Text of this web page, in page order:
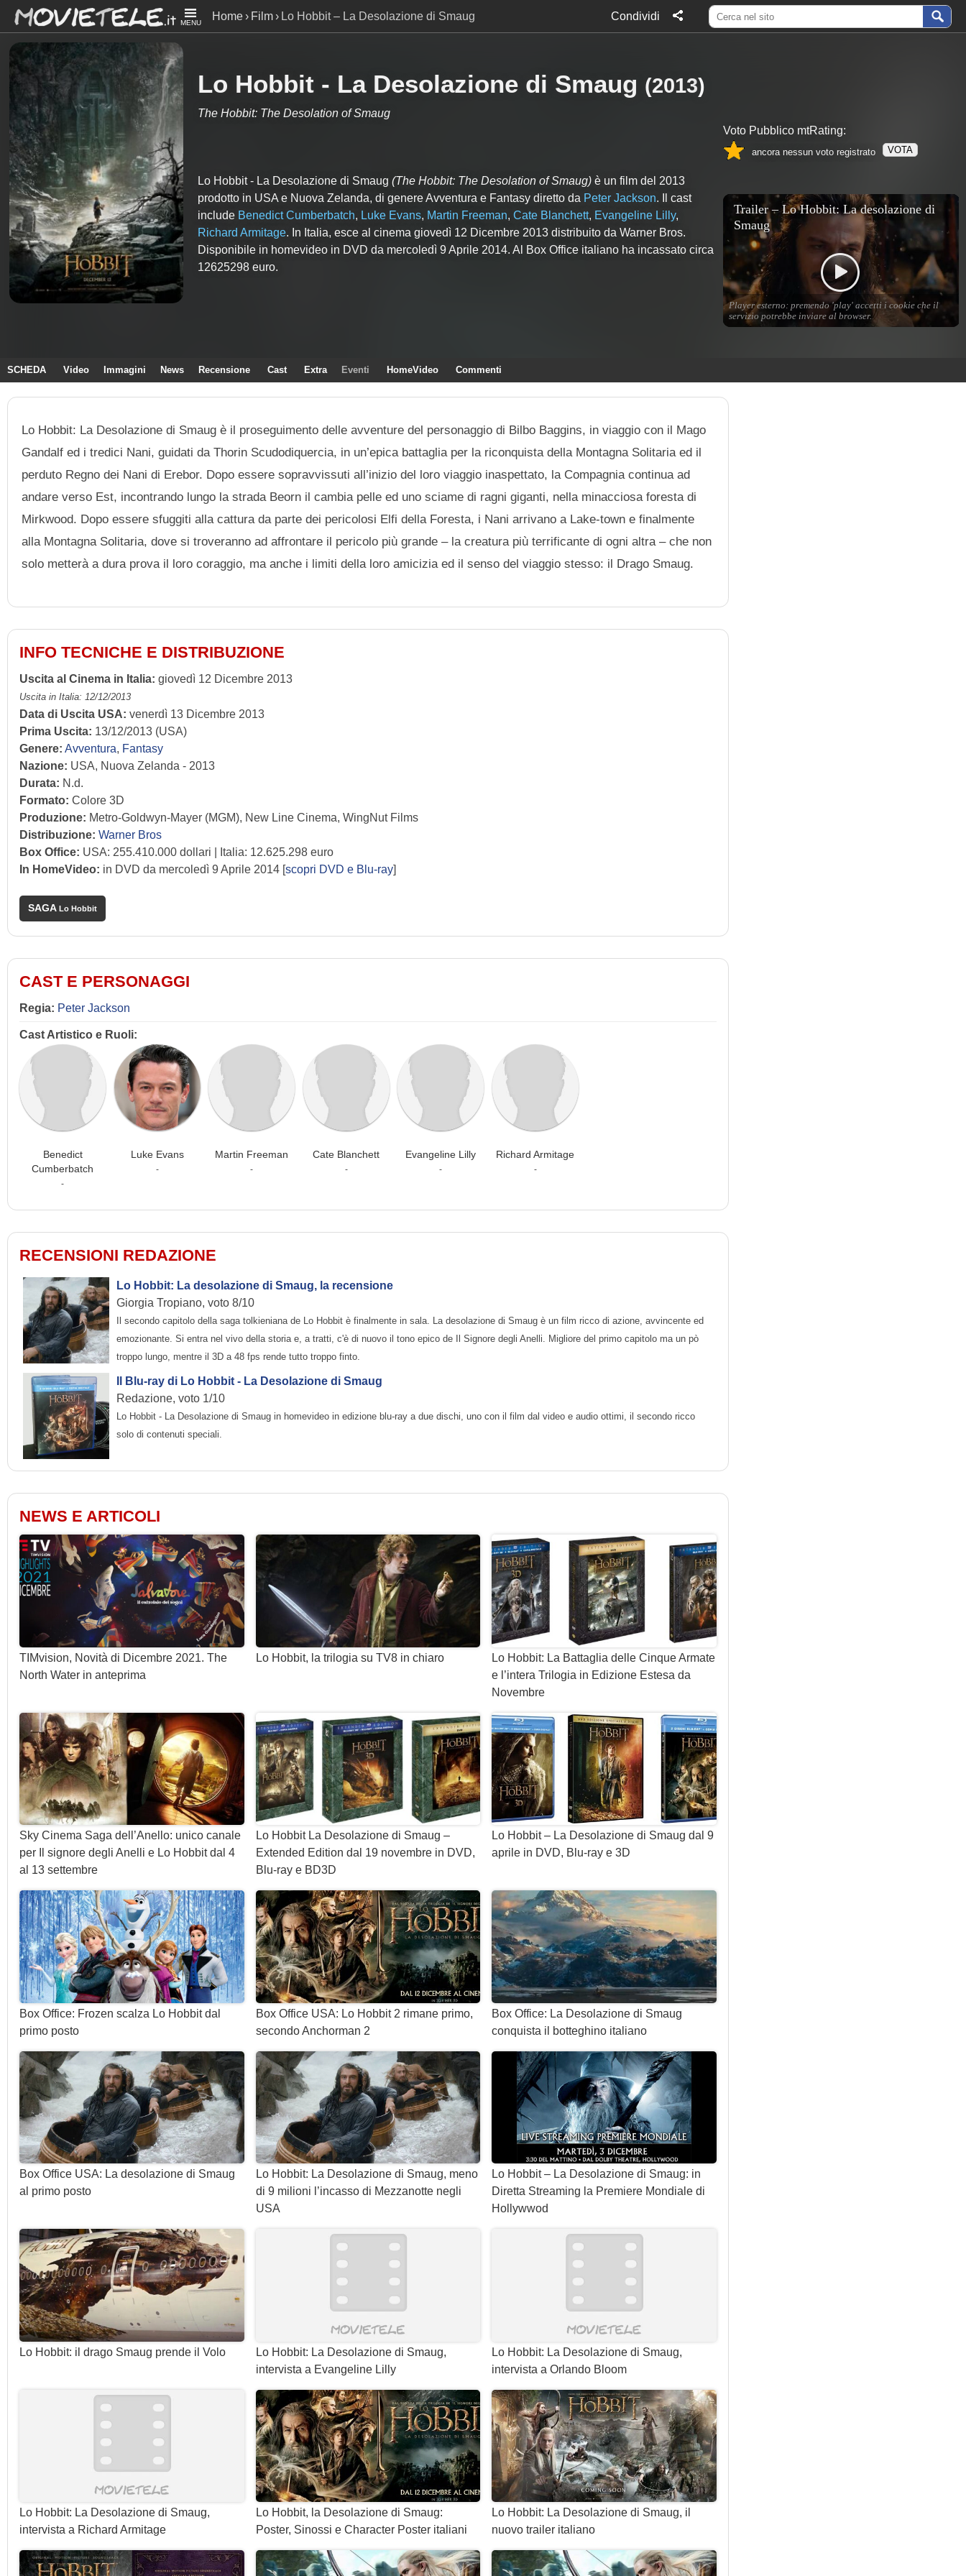
MENU
Home Film Lo Hobbit – La Desolazione di Smaug Condividi
Lo Hobbit - La Desolazione di Smaug (2013)
The Hobbit: The Desolation of Smaug
Lo Hobbit - La Desolazione di Smaug (The Hobbit: The Desolation of Smaug)è un film del 2013
prodotto in USA e Nuova Zelanda, di genere Avventura e Fantasy diretto da Peter Jackson. Il cast
include Benedict Cumberbatch, Luke Evans, Martin Freeman, Cate Blanchett, Evangeline Lilly,
Richard Armitage. In Italia, esce al cinema giovedì 12 Dicembre 2013 distribuito da Warner Bros.
Disponibile in homevideo in DVD da mercoledì 9 Aprile 2014. Al Box Office italiano ha incassato circa
12625298 euro.
Voto Pubblico mtRating:
ancora nessun voto registrato VOTA
SCHEDA Video Immagini News Recensione Cast Extra Eventi HomeVideo Commenti
Lo Hobbit: La Desolazione di Smaug è il proseguimento delle avventure del personaggio di Bilbo Baggins, in viaggio con il Mago
Gandalf ed i tredici Nani, guidati da Thorin Scudodiquercia, in un’epica battaglia per la riconquista della Montagna Solitaria ed il
perduto Regno dei Nani di Erebor. Dopo essere sopravvissuti all’inizio del loro viaggio inaspettato, la Compagnia continua ad
andare verso Est, incontrando lungo la strada Beorn il cambia pelle ed uno sciame di ragni giganti, nella minacciosa foresta di
Mirkwood. Dopo essere sfuggiti alla cattura da parte dei pericolosi Elfi della Foresta, i Nani arrivano a Lake-town e finalmente
alla Montagna Solitaria, dove si troveranno ad affrontare il pericolo più grande – la creatura più terrificante di ogni altra – che non
solo metterà a dura prova il loro coraggio, ma anche i limiti della loro amicizia ed il senso del viaggio stesso: il Drago Smaug.
INFO TECNICHE E DISTRIBUZIONE
Uscita al Cinema in Italia: giovedì 12 Dicembre 2013
Uscita in Italia: 12/12/2013
Data di Uscita USA: venerdì 13 Dicembre 2013
Prima Uscita: 13/12/2013 (USA)
Genere: Avventura, Fantasy
Nazione: USA, Nuova Zelanda - 2013
Durata: N.d.
Formato: Colore 3D
Produzione: Metro-Goldwyn-Mayer (MGM), New Line Cinema, WingNut Films
Distribuzione: Warner Bros
Box Office: USA: 255.410.000 dollari | Italia: 12.625.298 euro
In HomeVideo: in DVD da mercoledì 9 Aprile 2014 [scopri DVD e Blu-ray]
SAGA Lo Hobbit
CAST E PERSONAGGI
Regia: Peter Jackson
Cast Artistico e Ruoli:
Benedict
Cumberbatch
-
Luke Evans
-
Martin Freeman
-
Cate Blanchett
-
Evangeline Lilly
-
Richard Armitage
-
RECENSIONI REDAZIONE
Lo Hobbit: La desolazione di Smaug, la recensione
Giorgia Tropiano, voto 8/10
Il secondo capitolo della saga tolkieniana de Lo Hobbit è finalmente in sala. La desolazione di Smaug è un film ricco di azione, avvincente ed
emozionante. Si entra nel vivo della storia e, a tratti, c'è di nuovo il tono epico de Il Signore degli Anelli. Migliore del primo capitolo ma un pò
troppo lungo, mentre il 3D a 48 fps rende tutto troppo finto.
Il Blu-ray di Lo Hobbit - La Desolazione di Smaug
Redazione, voto 1/10
Lo Hobbit - La Desolazione di Smaug in homevideo in edizione blu-ray a due dischi, uno con il film dal video e audio ottimi, il secondo ricco
solo di contenuti speciali.
NEWS E ARTICOLI
TIMvision, Novità di Dicembre 2021. The
North Water in anteprima
Lo Hobbit, la trilogia su TV8 in chiaro
Lo Hobbit: La Battaglia delle Cinque Armate
e l’intera Trilogia in Edizione Estesa da
Novembre
Sky Cinema Saga dell’Anello: unico canale
per Il signore degli Anelli e Lo Hobbit dal 4
al 13 settembre
Lo Hobbit La Desolazione di Smaug –
Extended Edition dal 19 novembre in DVD,
Blu-ray e BD3D
Lo Hobbit – La Desolazione di Smaug dal 9
aprile in DVD, Blu-ray e 3D
Box Office: Frozen scalza Lo Hobbit dal
primo posto
Box Office USA: Lo Hobbit 2 rimane primo,
secondo Anchorman 2
Box Office: La Desolazione di Smaug
conquista il botteghino italiano
Box Office USA: La desolazione di Smaug
al primo posto
Lo Hobbit: La Desolazione di Smaug, meno
di 9 milioni l’incasso di Mezzanotte negli
USA
Lo Hobbit – La Desolazione di Smaug: in
Diretta Streaming la Premiere Mondiale di
Hollywwod
Lo Hobbit: il drago Smaug prende il Volo
Lo Hobbit: La Desolazione di Smaug,
intervista a Evangeline Lilly
Lo Hobbit: La Desolazione di Smaug,
intervista a Orlando Bloom
Lo Hobbit: La Desolazione di Smaug,
intervista a Richard Armitage
Lo Hobbit, la Desolazione di Smaug:
Poster, Sinossi e Character Poster italiani
Lo Hobbit: La Desolazione di Smaug, il
nuovo trailer italiano